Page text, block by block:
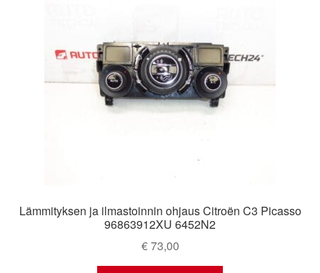
Lämmityksen ja ilmastoinnin ohjaus Citroën C3 Picasso
96863912XU 6452N2
€73,00